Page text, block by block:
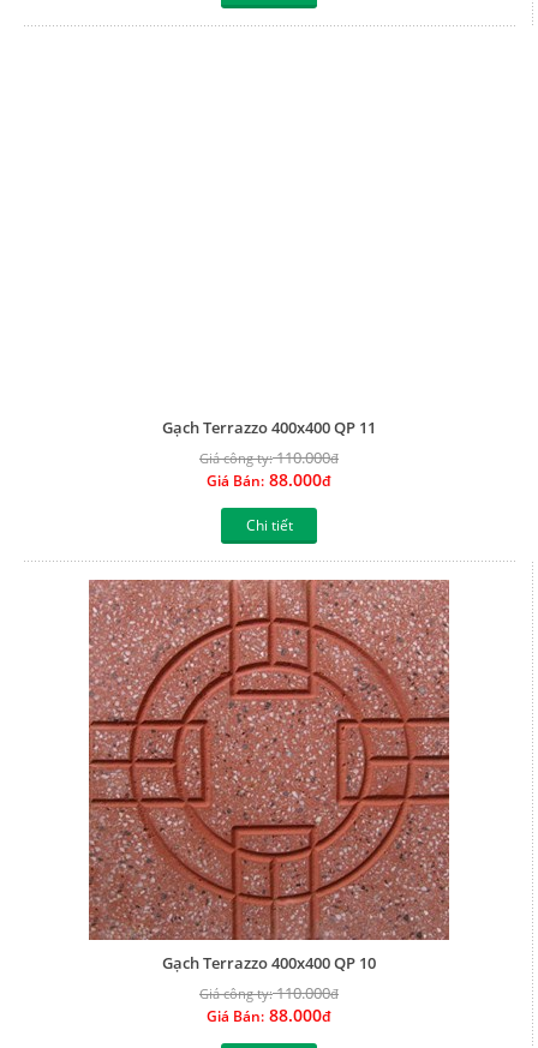
Chi tiết
Gạch Terrazzo 400x400 QP 10
Giá công ty:110.000đ
Giá Bán:88.000đ
Chi tiết